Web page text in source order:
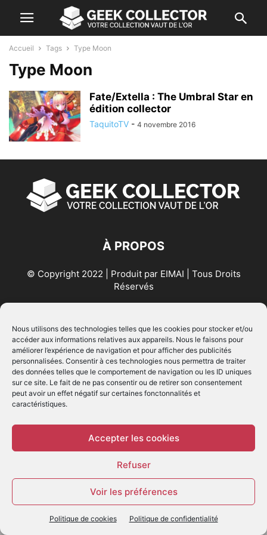
Nous utilisons des technologies telles que les cookies pour stocker et/ou
accéder aux informations relatives aux appareils. Nous le faisons pour
améliorer l’expérience de navigation et pour afficher des publicités
personnalisées. Consentir à ces technologies nous permettra de traiter
des données telles que le comportement de navigation ou les ID uniques
sur ce site. Le fait de ne pas consentir ou de retirer son consentement
peut avoir un effet négatif sur certaines fonctonnalités et
caractéristiques.
Accepter les cookies
Refuser
Voir les préférences
Politique de cookies Politique de confidentialité
Accueil Tags Type Moon
Type Moon
Fate/Extella : The Umbral Star en
édition collector
TaquitoTV - 4 novembre 2016
À PROPOS
© Copyright 2022 | Produit par EIMAI | Tous Droits
Réservés
SUIVEZ NOUS